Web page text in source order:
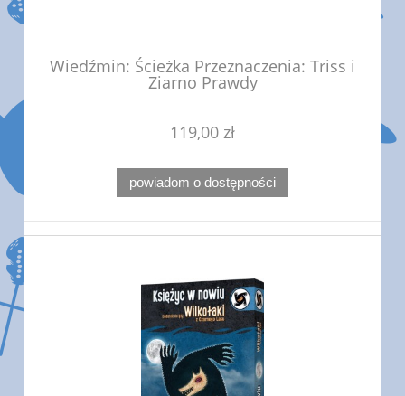
Wiedźmin: Ścieżka Przeznaczenia: Triss i
Ziarno Prawdy
119,00 zł
powiadom o dostępności